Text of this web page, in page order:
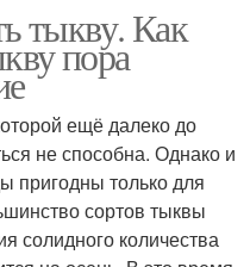
тыкву. Как
пора
ещё далеко до
не способна. Однако и
пригодны только для
сортов тыквы
солидного количества